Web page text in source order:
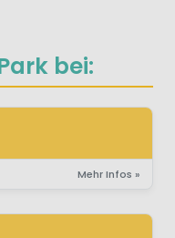
bei:
Mehr Infos »